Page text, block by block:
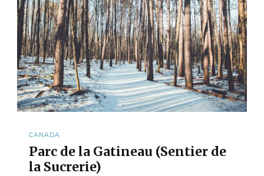
CANADA
Parc de la Gatineau (Sentier de
la Sucrerie)